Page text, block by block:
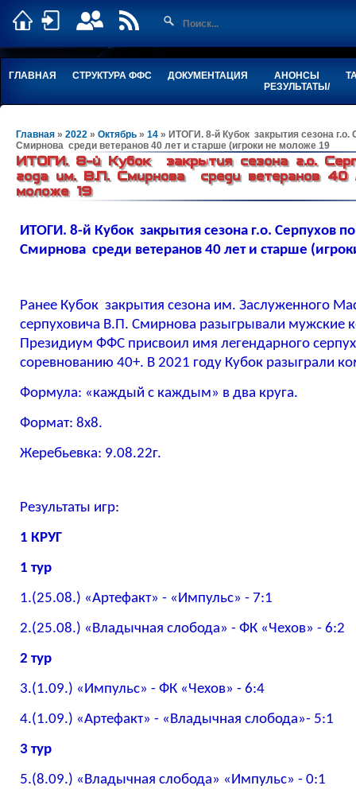
ГЛАВНАЯ СТРУКТУРА ФФС ДОКУМЕНТАЦИЯ
АНОНСЫ
РЕЗУЛЬТАТЫ/
Главная » 2022 » Октябрь » 14 » ИТОГИ. 8-й Кубок закрытия сезона
Смирнова среди ветеранов 40 лет и старше (игроки не моложе 19
ИТОГИ. 8-й Кубок закрытия сезона г.о.
года им. В.П. Смирнова среди ветеранов 40
моложе 19
ИТОГИ. 8-й Кубок закрытия сезона г.о. Серпухов
Смирнова среди ветеранов 40 лет и старше
Ранее Кубок закрытия сезона им. Заслуженного
серпуховича В.П. Смирнова разыгрывали мужские
Президиум ФФС присвоил имя легендарного
соревнованию 40+. В 2021 году Кубок разыграли
Формула: «каждый с каждым» в два круга.
Формат: 8х8.
Жеребьевка: 9.08.22г.
Результаты игр:
1 КРУГ
1 тур
1.(25.08.) «Артефакт» - «Импульс» - 7:1
2.(25.08.) «Владычная слобода» - ФК «Чехов» - 6:2
2 тур
3.(1.09.) «Импульс» - ФК «Чехов» - 6:4
4.(1.09.) «Артефакт» - «Владычная слобода»- 5:1
3 тур
5.(8.09.) «Владычная слобода» «Импульс» - 0:1